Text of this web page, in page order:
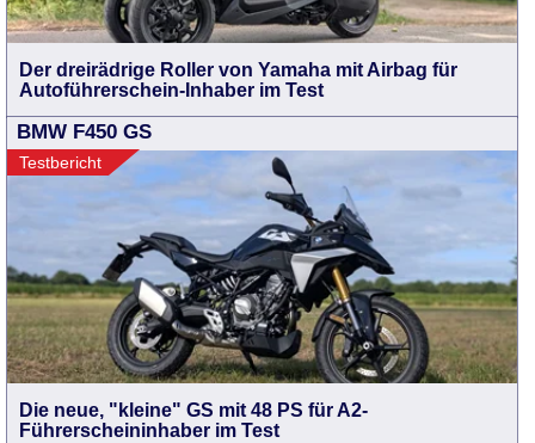
Der dreirädrige Roller von Yamaha mit Airbag für
Autoführerschein-Inhaber im Test
BMW F450 GS
Testbericht
Die neue, "kleine" GS mit 48 PS für A2-
Führerscheininhaber im Test